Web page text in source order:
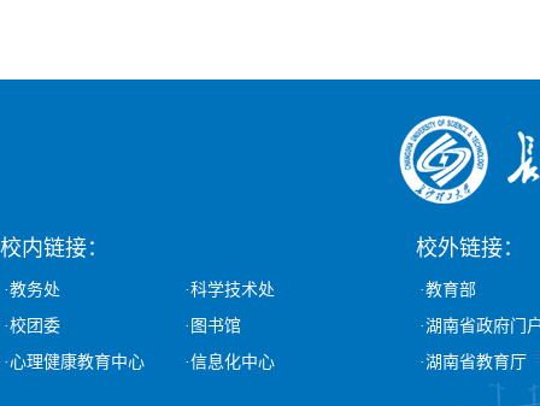
校内链接：
·教务处
·科学技术处
·校团委
·图书馆
·心理健康教育中心
·信息化中心
校外链接：
·教育部
·湖南省政府门
·湖南省教育厅